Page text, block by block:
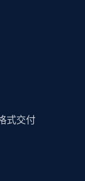
式交付